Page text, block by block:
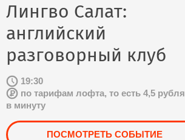
Лингво Салат:
английский
разговорный клуб
19:30
по тарифам лофта, то есть 4,5 рубля
в минуту
ПОСМОТРЕТЬ СОБЫТИЕ